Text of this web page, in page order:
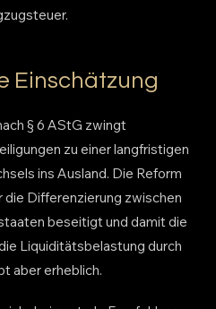
Einschätzung
§ 6 AStG zwingt
zu einer langfristigen
ins Ausland. Die Reform
die Differenzierung zwischen
beseitigt und damit die
Liquiditätsbelastung durch
aber erheblich.